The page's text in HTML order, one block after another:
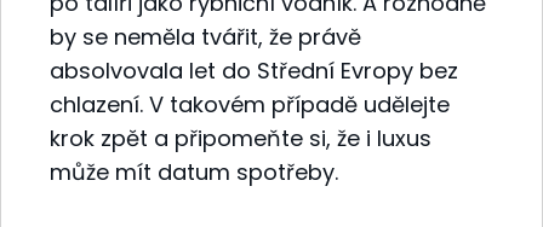
by se neměla tvářit, že právě
absolvovala let do Střední Evropy bez
chlazení. V takovém případě udělejte
krok zpět a připomeňte si, že i luxus
může mít datum spotřeby.